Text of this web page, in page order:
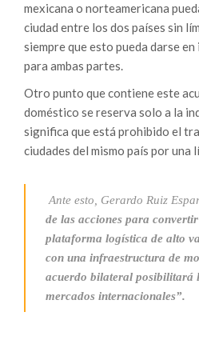
mexicana o norteamericana
ciudad entre los dos países sin
siempre que esto pueda darse
para ambas partes.
Otro punto que contiene este
doméstico se reserva solo a la
significa que está prohibido el
ciudades del mismo país por una
Ante esto, Gerardo Ruiz
de las acciones para
plataforma logística de alto
con una infraestructura de
acuerdo bilateral posibilitará
mercados internacionales”.